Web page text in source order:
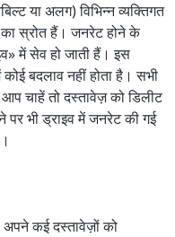
या अलग) विभिन्न व्यक्तिगत
का स्रोत हैं। जनरेट होने के
में सेव हो जाती हैं। इस
बदलाव नहीं होता है। सभी
चाहें तो दस्तावेज़ को डिलीट
भी ड्राइव में जनरेट की गई
कई दस्तावेज़ों को